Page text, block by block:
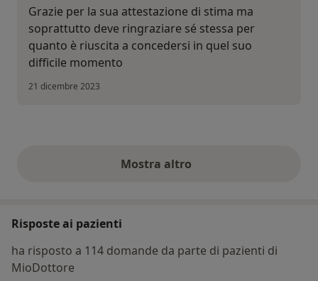
Grazie per la sua attestazione di stima ma
soprattutto deve ringraziare sé stessa per
quanto è riuscita a concedersi in quel suo
difficile momento
21 dicembre 2023
Mostra altroopinioni di cui sopra
Risposte ai pazienti
ha risposto a 114 domande da parte di pazienti di
MioDottore